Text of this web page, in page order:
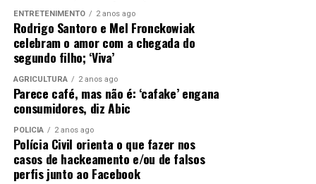
ENTRETENIMENTO 2 anos ago
Rodrigo Santoro e Mel Fronckowiak
celebram o amor com a chegada do
segundo filho; ‘Viva’
AGRICULTURA 2 anos ago
Parece café, mas não é: ‘cafake’ engana
consumidores, diz Abic
POLÍCIA 2 anos ago
Polícia Civil orienta o que fazer nos
casos de hackeamento e/ou de falsos
perfis junto ao Facebook